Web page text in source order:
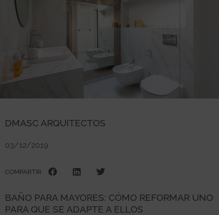
DMASC ARQUITECTOS
03/12/2019
COMPARTIR
BAÑO PARA MAYORES: CÓMO REFORMAR UNO
PARA QUE SE ADAPTE A ELLOS